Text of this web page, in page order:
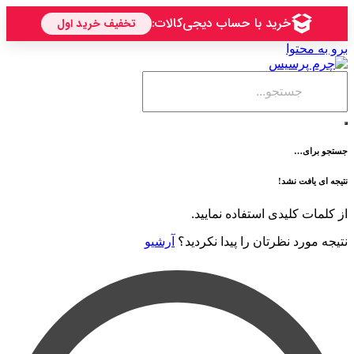
نشد!
کلیدی استفاده نمایید.
نظرتان را پیدا نکردید؟ آرشیو